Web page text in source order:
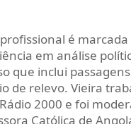
é
em análise
que inclui
de relevo. Vieira
2000 e foi
Católica de